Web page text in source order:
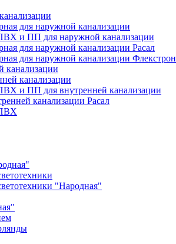
для наружной канализации
и ПП для наружной канализации
для наружной канализации Расал
для наружной канализации Флекстрон
канализации
канализации
и ПП для внутренней канализации
канализации Расал
"Народная"